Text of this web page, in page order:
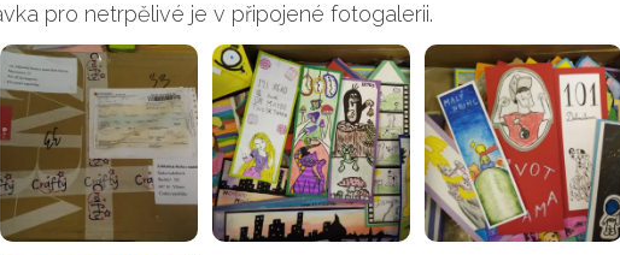
pro netrpělivé je v připojené fotogalerii.